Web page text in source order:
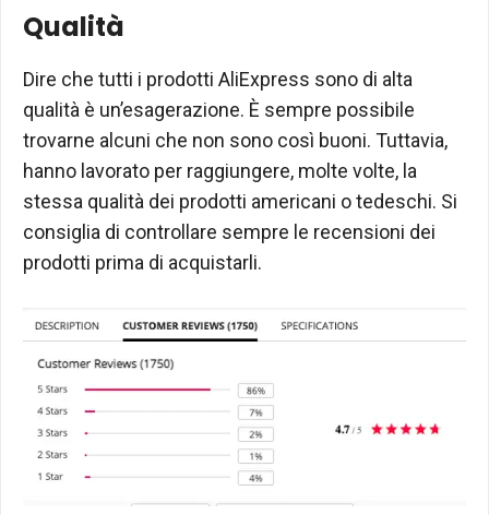
Qualità
Dire che tutti i prodotti AliExpress sono di alta
qualità è un’esagerazione. È sempre possibile
trovarne alcuni che non sono così buoni. Tuttavia,
hanno lavorato per raggiungere, molte volte, la
stessa qualità dei prodotti americani o tedeschi. Si
consiglia di controllare sempre le recensioni dei
prodotti prima di acquistarli.